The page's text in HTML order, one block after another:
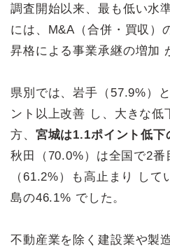
調査開始以来、最も低い水
には、M&A（合併・買収）
昇格による事業承継の増加
県別では、岩手（57.9%）
ント以上改善 し、大きな低
方、 宮城は1.1ポイント低下
秋田（70.0%）は全国で2番
（61.2%）も高止まり し
島の46.1% でした。
不動産業を除く建設業や製